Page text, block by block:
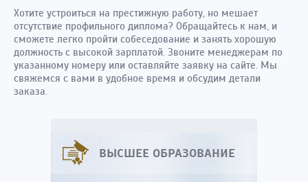
Хотите устроиться на престижную работу, но мешает
отсутствие профильного диплома? Обращайтесь к нам, и
сможете легко пройти собеседование и занять хорошую
должность с высокой зарплатой. Звоните менеджерам по
указанному номеру или оставляйте заявку на сайте. Мы
свяжемся с вами в удобное время и обсудим детали
заказа.
ВЫСШЕЕ ОБРАЗОВАНИЕ